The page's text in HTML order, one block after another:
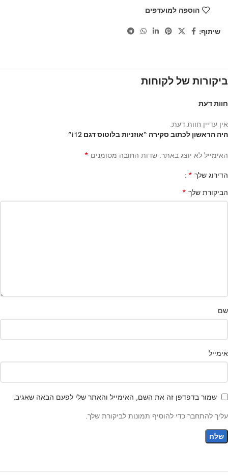
הוספה למועדפים
שיתוף:
ביקורות של לקוחות
חוות דעת
אין עדיין חוות דעת.
היה הראשון לכתוב סקירה “אוזניות בלוטוס דגם i12”
האימייל לא יוצג באתר. שדות החובה מסומנים *
הדירוג שלך *
הביקורת שלך *
שם
אימייל
שמור בדפדפן זה את השם, האימייל והאתר שלי לפעם הבאה שאגיב.
עליך להתחבר כדי להוסיף תמונות לביקורת שלך.